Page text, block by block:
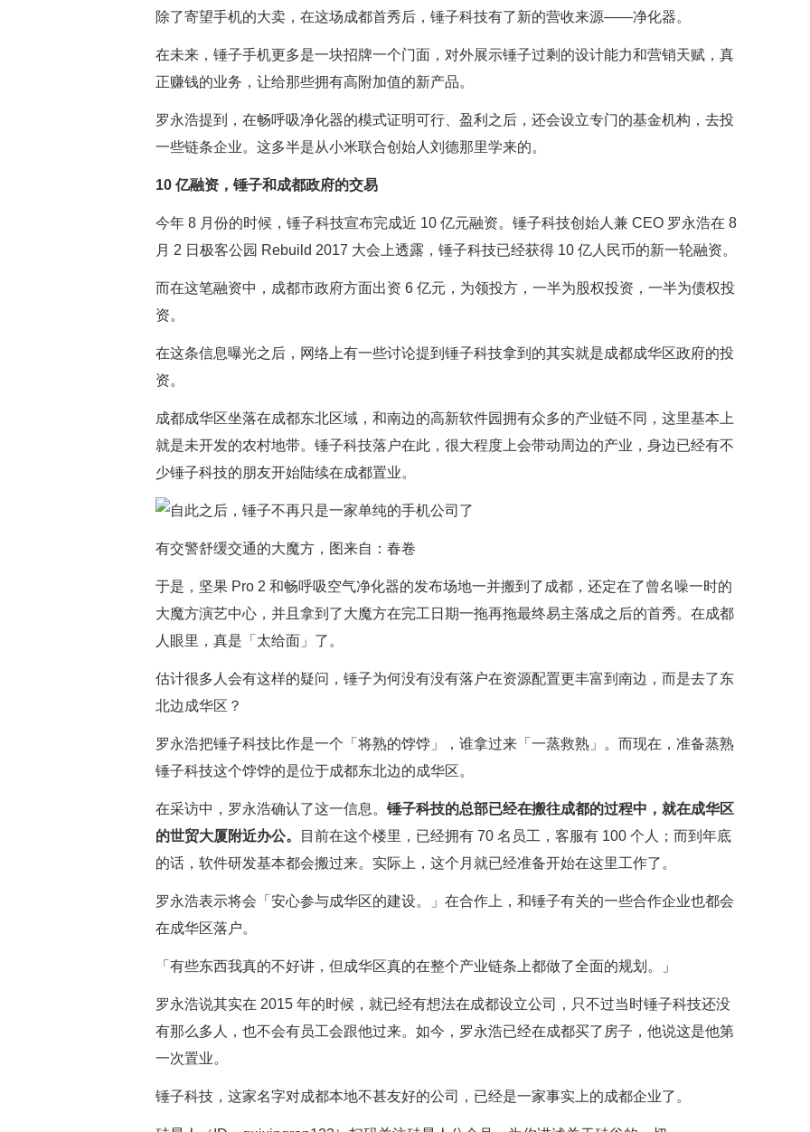
除了寄望手机的大卖，在这场成都首秀后，锤子科技有了新的营收来源——净化器。
在未来，锤子手机更多是一块招牌一个门面，对外展示锤子过剩的设计能力和营销天赋，真
正赚钱的业务，让给那些拥有高附加值的新产品。
罗永浩提到，在畅呼吸净化器的模式证明可行、盈利之后，还会设立专门的基金机构，去投
一些链条企业。这多半是从小米联合创始人刘德那里学来的。
10 亿融资，锤子和成都政府的交易
今年 8 月份的时候，锤子科技宣布完成近 10 亿元融资。锤子科技创始人兼 CEO 罗永浩在 8
月 2 日极客公园 Rebuild 2017 大会上透露，锤子科技已经获得 10 亿人民币的新一轮融资。
而在这笔融资中，成都市政府方面出资 6 亿元，为领投方，一半为股权投资，一半为债权投
资。
在这条信息曝光之后，网络上有一些讨论提到锤子科技拿到的其实就是成都成华区政府的投
资。
成都成华区坐落在成都东北区域，和南边的高新软件园拥有众多的产业链不同，这里基本上
就是未开发的农村地带。锤子科技落户在此，很大程度上会带动周边的产业，身边已经有不
少锤子科技的朋友开始陆续在成都置业。
有交警舒缓交通的大魔方，图来自：春卷
于是，坚果 Pro 2 和畅呼吸空气净化器的发布场地一并搬到了成都，还定在了曾名噪一时的
大魔方演艺中心，并且拿到了大魔方在完工日期一拖再拖最终易主落成之后的首秀。在成都
人眼里，真是「太给面」了。
估计很多人会有这样的疑问，锤子为何没有没有落户在资源配置更丰富到南边，而是去了东
北边成华区？
罗永浩把锤子科技比作是一个「将熟的饽饽」，谁拿过来「一蒸救熟」。而现在，准备蒸熟
锤子科技这个饽饽的是位于成都东北边的成华区。
在采访中，罗永浩确认了这一信息。 锤子科技的总部已经在搬往成都的过程中，就在成华区
的世贸大厦附近办公。
目前在这个楼里，已经拥有 70 名员工，客服有 100 个人；而到年底
的话，软件研发基本都会搬过来。实际上，这个月就已经准备开始在这里工作了。
罗永浩表示将会「安心参与成华区的建设。」在合作上，和锤子有关的一些合作企业也都会
在成华区落户。
「有些东西我真的不好讲，但成华区真的在整个产业链条上都做了全面的规划。」
罗永浩说其实在 2015 年的时候，就已经有想法在成都设立公司，只不过当时锤子科技还没
有那么多人，也不会有员工会跟他过来。如今，罗永浩已经在成都买了房子，他说这是他第
一次置业。
锤子科技，这家名字对成都本地不甚友好的公司，已经是一家事实上的成都企业了。